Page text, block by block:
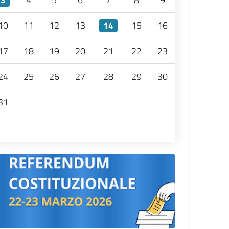
11 12 13 14 15
16
18 19 20 21 22
23
25 26 27 28 29
30